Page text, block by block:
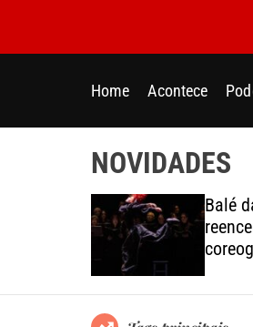
t
Home Acontece
NOVIDADES
Balé